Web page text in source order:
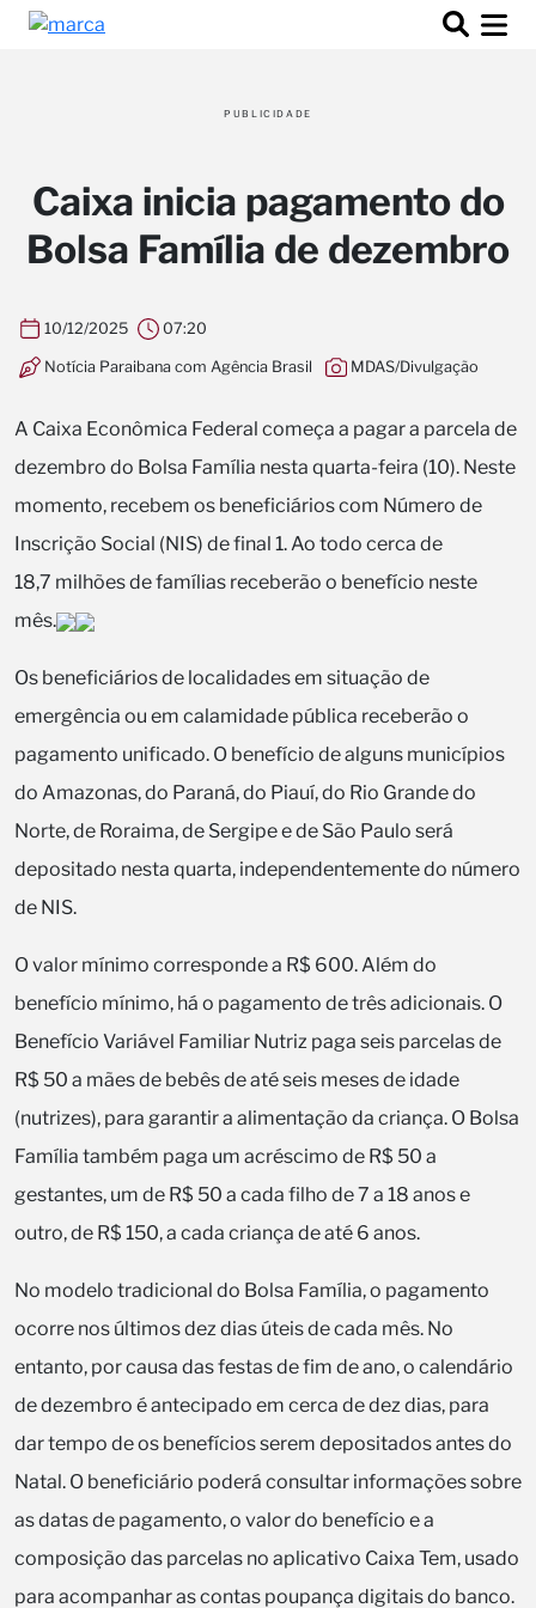
PUBLICIDADE
Caixa inicia pagamento do
Bolsa Família de dezembro
10/12/2025 07:20
Notícia Paraibana com Agência Brasil MDAS/Divulgação
A Caixa Econômica Federal começa a pagar a parcela de
dezembro do Bolsa Família nesta quarta-feira (10). Neste
momento, recebem os beneficiários com Número de
Inscrição Social (NIS) de final 1. Ao todo cerca de
18,7 milhões de famílias receberão o benefício neste
mês.
Os beneficiários de localidades em situação de
emergência ou em calamidade pública receberão o
pagamento unificado. O benefício de alguns municípios
do Amazonas, do Paraná, do Piauí, do Rio Grande do
Norte, de Roraima, de Sergipe e de São Paulo será
depositado nesta quarta, independentemente do número
de NIS.
O valor mínimo corresponde a R$ 600. Além do
benefício mínimo, há o pagamento de três adicionais. O
Benefício Variável Familiar Nutriz paga seis parcelas de
R$ 50 a mães de bebês de até seis meses de idade
(nutrizes), para garantir a alimentação da criança. O Bolsa
Família também paga um acréscimo de R$ 50 a
gestantes, um de R$ 50 a cada filho de 7 a 18 anos e
outro, de R$ 150, a cada criança de até 6 anos.
No modelo tradicional do Bolsa Família, o pagamento
ocorre nos últimos dez dias úteis de cada mês. No
entanto, por causa das festas de fim de ano, o calendário
de dezembro é antecipado em cerca de dez dias, para
dar tempo de os benefícios serem depositados antes do
Natal. O beneficiário poderá consultar informações sobre
as datas de pagamento, o valor do benefício e a
composição das parcelas no aplicativo Caixa Tem, usado
para acompanhar as contas poupança digitais do banco.